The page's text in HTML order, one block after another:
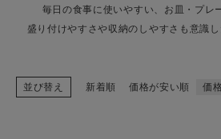
毎日の食事に使いやすい、お皿・プレ
盛り付けやすさや収納のしやすさも意識
並び替え 新着順 価格が安い順 価